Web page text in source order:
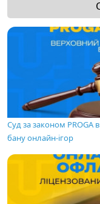
Суд за законом PROGA
бану онлайн-ігор